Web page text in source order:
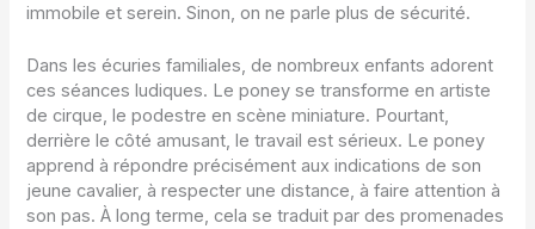
immobile et serein. Sinon, on ne parle plus de sécurité.
Dans les écuries familiales, de nombreux enfants adorent
ces séances ludiques. Le poney se transforme en artiste
de cirque, le podestre en scène miniature. Pourtant,
derrière le côté amusant, le travail est sérieux. Le poney
apprend à répondre précisément aux indications de son
jeune cavalier, à respecter une distance, à faire attention à
son pas. À long terme, cela se traduit par des promenades